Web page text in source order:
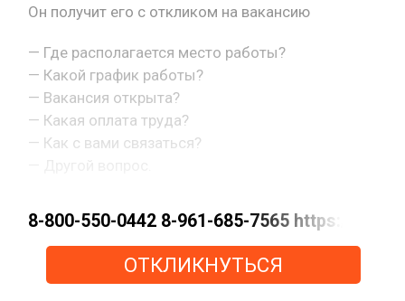
Он получит его с откликом на вакансию
— Где располагается место работы?
— Какой график работы?
— Вакансия открыта?
— Какая оплата труда?
— Как с вами связаться?
8-800-550-0442 8-961-685-7565 https://
ОТКЛИКНУТЬСЯ